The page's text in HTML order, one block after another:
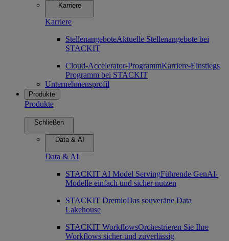
Karriere
Karriere
StellenangeboteAktuelle Stellenangebote bei
STACKIT
Cloud-Accelerator-ProgrammKarriere-Einstiegs
Programm bei STACKIT
Unternehmensprofil
Produkte
Produkte
Schließen
Data & AI
Data & AI
STACKIT AI Model ServingFührende GenAI-
Modelle einfach und sicher nutzen
STACKIT DremioDas souveräne Data
Lakehouse
STACKIT WorkflowsOrchestrieren Sie Ihre
Workflows sicher und zuverlässig